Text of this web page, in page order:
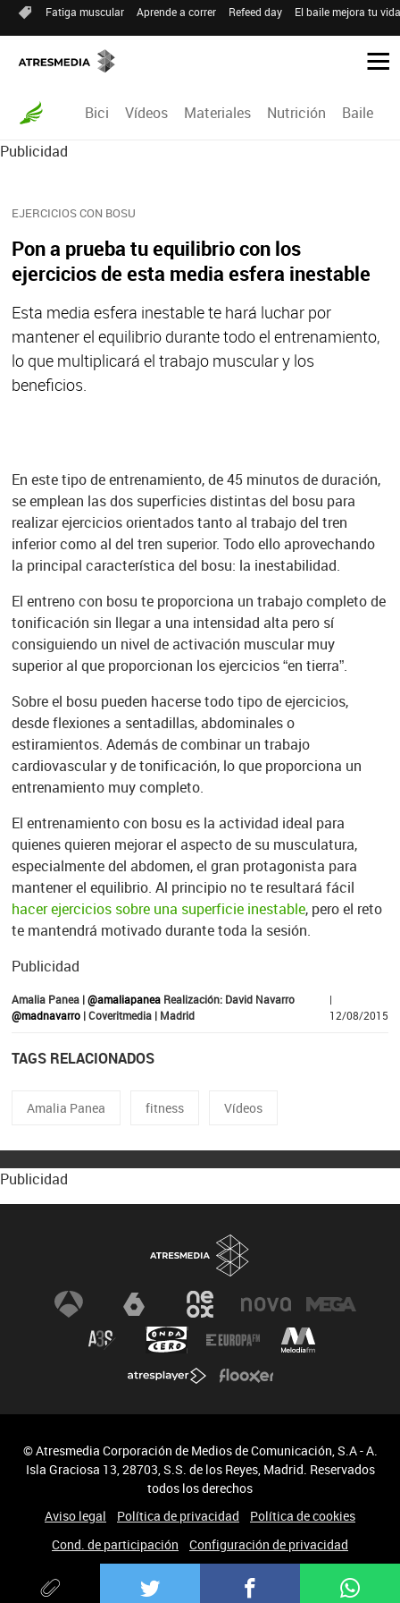
Fatiga muscular Aprende a correr Refeed day El baile mejora tu
Bici Vídeos Materiales Nutrición Baile
Publicidad
EJERCICIOS CON BOSU
Pon a prueba tu equilibrio con los
ejercicios de esta media esfera inestable
Esta media esfera inestable te hará luchar por
mantener el equilibrio durante todo el entrenamiento,
lo que multiplicará el trabajo muscular y los
beneficios.
En este tipo de entrenamiento, de 45 minutos de duración,
se emplean las dos superficies distintas del bosu para
realizar ejercicios orientados tanto al trabajo del tren
inferior como al del tren superior. Todo ello aprovechando
la principal característica del bosu: la inestabilidad.
El entreno con bosu te proporciona un trabajo completo de
tonificación sin llegar a una intensidad alta pero sí
consiguiendo un nivel de activación muscular muy
superior al que proporcionan los ejercicios “en tierra”.
Sobre el bosu pueden hacerse todo tipo de ejercicios,
desde flexiones a sentadillas, abdominales o
estiramientos. Además de combinar un trabajo
cardiovascular y de tonificación, lo que proporciona un
entrenamiento muy completo.
El entrenamiento con bosu es la actividad ideal para
quienes quieren mejorar el aspecto de su musculatura,
especialmente del abdomen, el gran protagonista para
mantener el equilibrio. Al principio no te resultará fácil
hacer ejercicios sobre una superficie inestable, pero el reto
te mantendrá motivado durante toda la sesión.
Publicidad
Amalia Panea |@amaliapaneaRealización: David Navarro
@madnavarro| Coveritmedia | Madrid
|
12/08/2015
TAGS RELACIONADOS
Amalia Panea fitness Vídeos
Publicidad
© Atresmedia Corporación de Medios de Comunicación, S.A - A.
Isla Graciosa 13, 28703, S.S. de los Reyes, Madrid. Reservados
todos los derechos
Aviso legal
Política de privacidad
Política de cookies
Cond. de participación
Configuración de privacidad